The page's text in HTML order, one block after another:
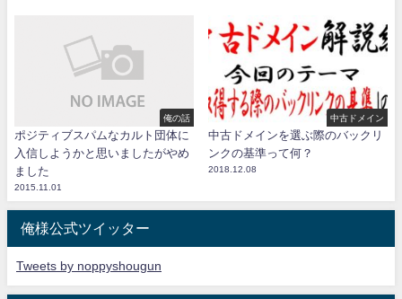
俺の話
ポジティブスパムなカルト団体に
入信しようかと思いましたがやめ
ました
2015.11.01
中古ドメイン
中古ドメインを選ぶ際のバックリ
ンクの基準って何？
2018.12.08
俺様公式ツイッター
Tweets by noppyshougun